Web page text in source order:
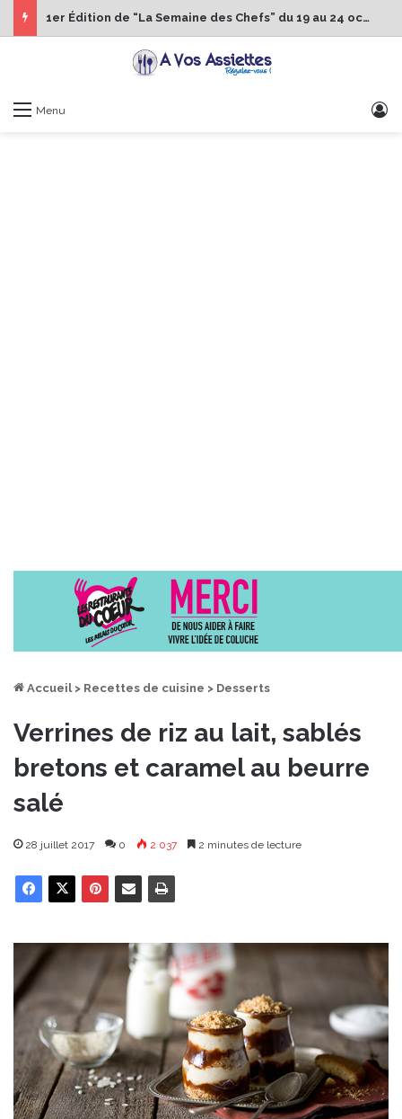
1er Édition de “La Semaine des Chefs” du 19 au 24 octobre 2026
Menu
Accueil > Recettes de cuisine > Desserts
Verrines de riz au lait, sablés
bretons et caramel au beurre
salé
28 juillet 2017 0 2 037 2 minutes de lecture